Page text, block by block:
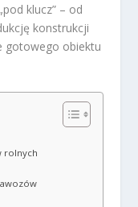
klucz” – od
konstrukcji
gotowego obiektu
rolnych